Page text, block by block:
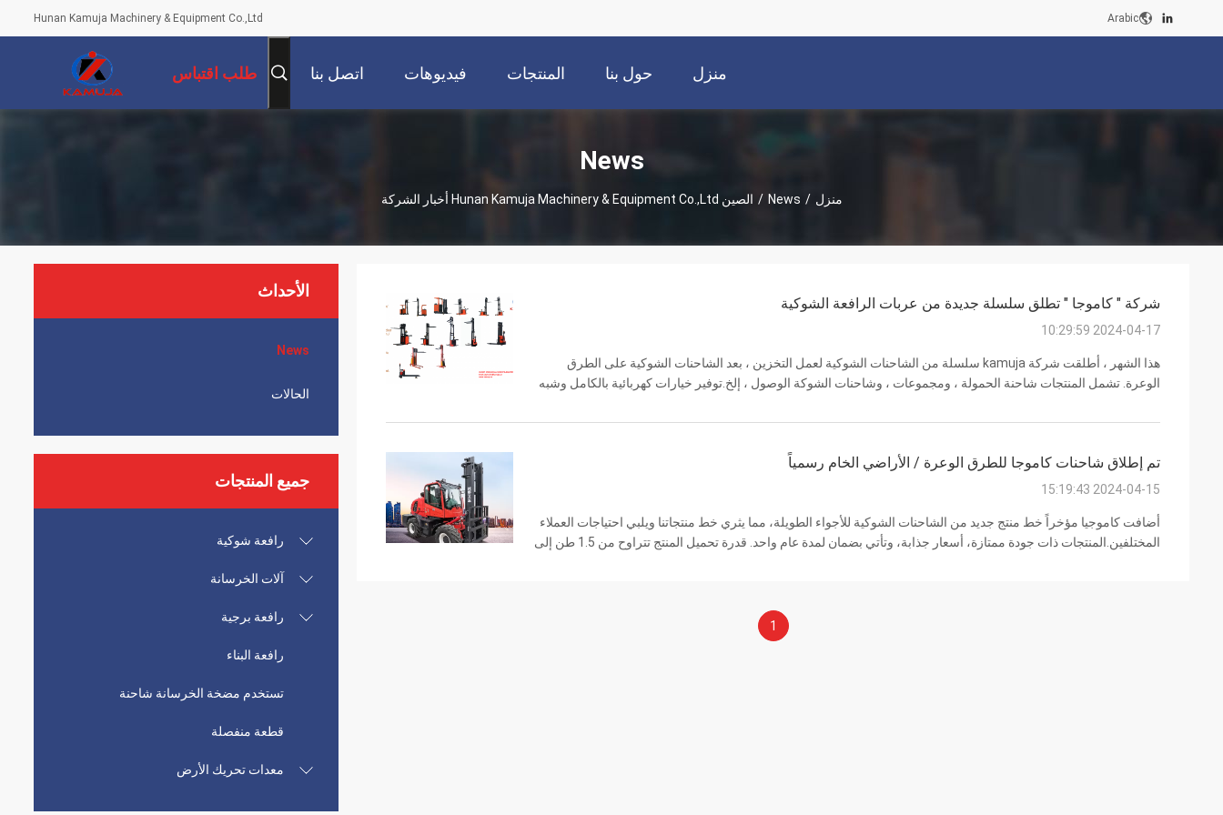
Hunan Kamuja Machinery & Equipment Co.,Ltd Arabic
منزل حول بنا المنتجات فيديوهات اتصل بنا طلب اقتباس
News
منزل /
News
/ الصين Hunan Kamuja Machinery & Equipment Co.,Ltd أخبار الشركة
الأحداث
News
الحالات
جميع المنتجات
رافعة شوكية
آلات الخرسانة
رافعة برجية
رافعة البناء
تستخدم مضخة الخرسانة شاحنة
قطعة منفصلة
معدات تحريك الأرض
شركة " كاموجا " تطلق سلسلة جديدة من عربات الرافعة الشوكية
2024-04-17 10:29:59
هذا الشهر ، أطلقت شركة kamuja سلسلة من الشاحنات الشوكية لعمل التخزين ، بعد الشاحنات الشوكية على الطرق
الوعرة. تشمل المنتجات شاحنة الحمولة ، ومجموعات ، وشاحنات الشوكة الوصول ، إلخ.توفير خيارات كهربائية بالكامل وشبه
تم إطلاق شاحنات كاموجا للطرق الوعرة / الأراضي الخام رسمياً
2024-04-15 15:19:43
أضافت كاموجيا مؤخراً خط منتج جديد من الشاحنات الشوكية للأجواء الطويلة، مما يثري خط منتجاتنا ويلبي احتياجات العملاء
المختلفين.المنتجات ذات جودة ممتازة، أسعار جذابة، وتأتي بضمان لمدة عام واحد. قدرة تحميل المنتج تتراوح من 1.5 طن إلى
1